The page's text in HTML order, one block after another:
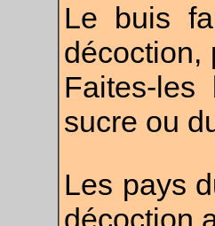
Le buis
décoction,
Faites-
sucre ou
Les pays
décoction